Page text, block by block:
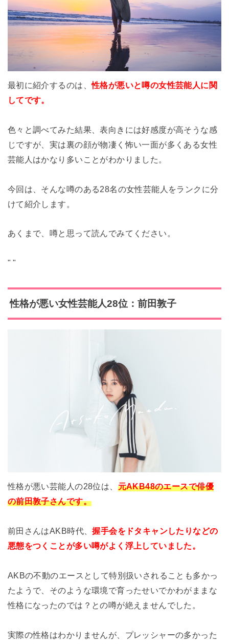
最初に紹介するのは、性格が悪いと噂の女性芸能人に関
してです。
色々と調べてみた結果、表向きには好感度が高そうな感
じですが、実は裏の顔が物凄く怖い一面が多くある女性
芸能人はかなり多いことがわかりました。
今回は、そんな噂のある28名の女性芸能人をランクに分
けて紹介します。
あくまで、噂と思って読んでみてください。
" "
性格が悪い女性芸能人28位：前田敦子
性格が悪い芸能人の28位は、 元AKB48のエースで俳優
の前田敦子さんです。
前田さんはAKB時代、握手会をドタキャンしたりなどの
悪態をつくことが多い噂がよく浮上していました。
AKBの不動のエースとして特別扱いされることも多かっ
たようで、そのような環境で育ったせいでかわがままな
性格になったのでは？との噂が絶えませんでした。
実際の性格はわかりませんが、プレッシャーの多かった